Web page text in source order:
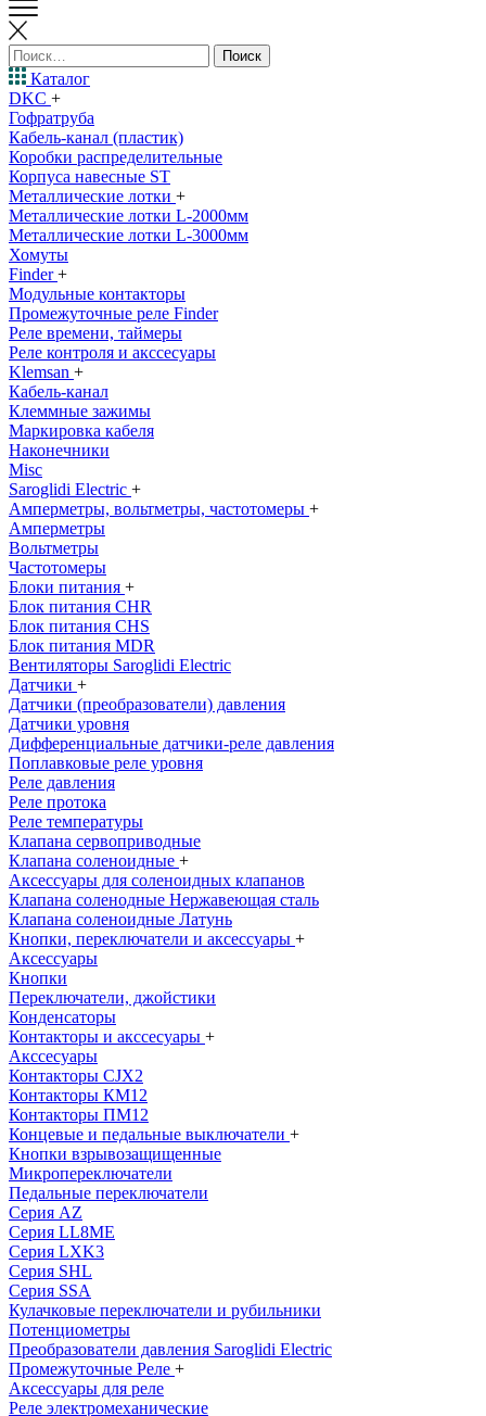
Найти:
Каталог
DKC +
Гофратруба
Кабель-канал (пластик)
Коробки распределительные
Корпуса навесные ST
Металлические лотки +
Металлические лотки L-2000мм
Металлические лотки L-3000мм
Хомуты
Finder+
Модульные контакторы
Промежуточные реле Finder
Реле времени, таймеры
Реле контроля и акссесуары
Klemsan +
Кабель-канал
Клеммные зажимы
Маркировка кабеля
Наконечники
Misc
Saroglidi Electric +
Амперметры, вольтметры, частотомеры +
Амперметры
Вольтметры
Частотомеры
Блоки питания +
Блок питания CHR
Блок питания CHS
Блок питания MDR
Вентиляторы Saroglidi Electric
Датчики +
Датчики (преобразователи) давления
Датчики уровня
Дифференциальные датчики-реле давления
Поплавковые реле уровня
Реле давления
Реле протока
Реле температуры
Клапана сервоприводные
Клапана соленоидные +
Аксессуары для соленоидных клапанов
Клапана соленодные Нержавеющая сталь
Клапана соленоидные Латунь
Кнопки, переключатели и аксессуары +
Аксессуары
Кнопки
Переключатели, джойстики
Конденсаторы
Контакторы и акссесуары +
Акссесуары
Контакторы CJX2
Контакторы КМ12
Контакторы ПМ12
Концевые и педальные выключатели +
Кнопки взрывозащищенные
Микропереключатели
Педальные переключатели
Серия AZ
Серия LL8ME
Серия LXK3
Серия SHL
Серия SSA
Кулачковые переключатели и рубильники
Потенциометры
Преобразователи давления Saroglidi Electric
Промежуточные Реле +
Аксессуары для реле
Реле электромеханические